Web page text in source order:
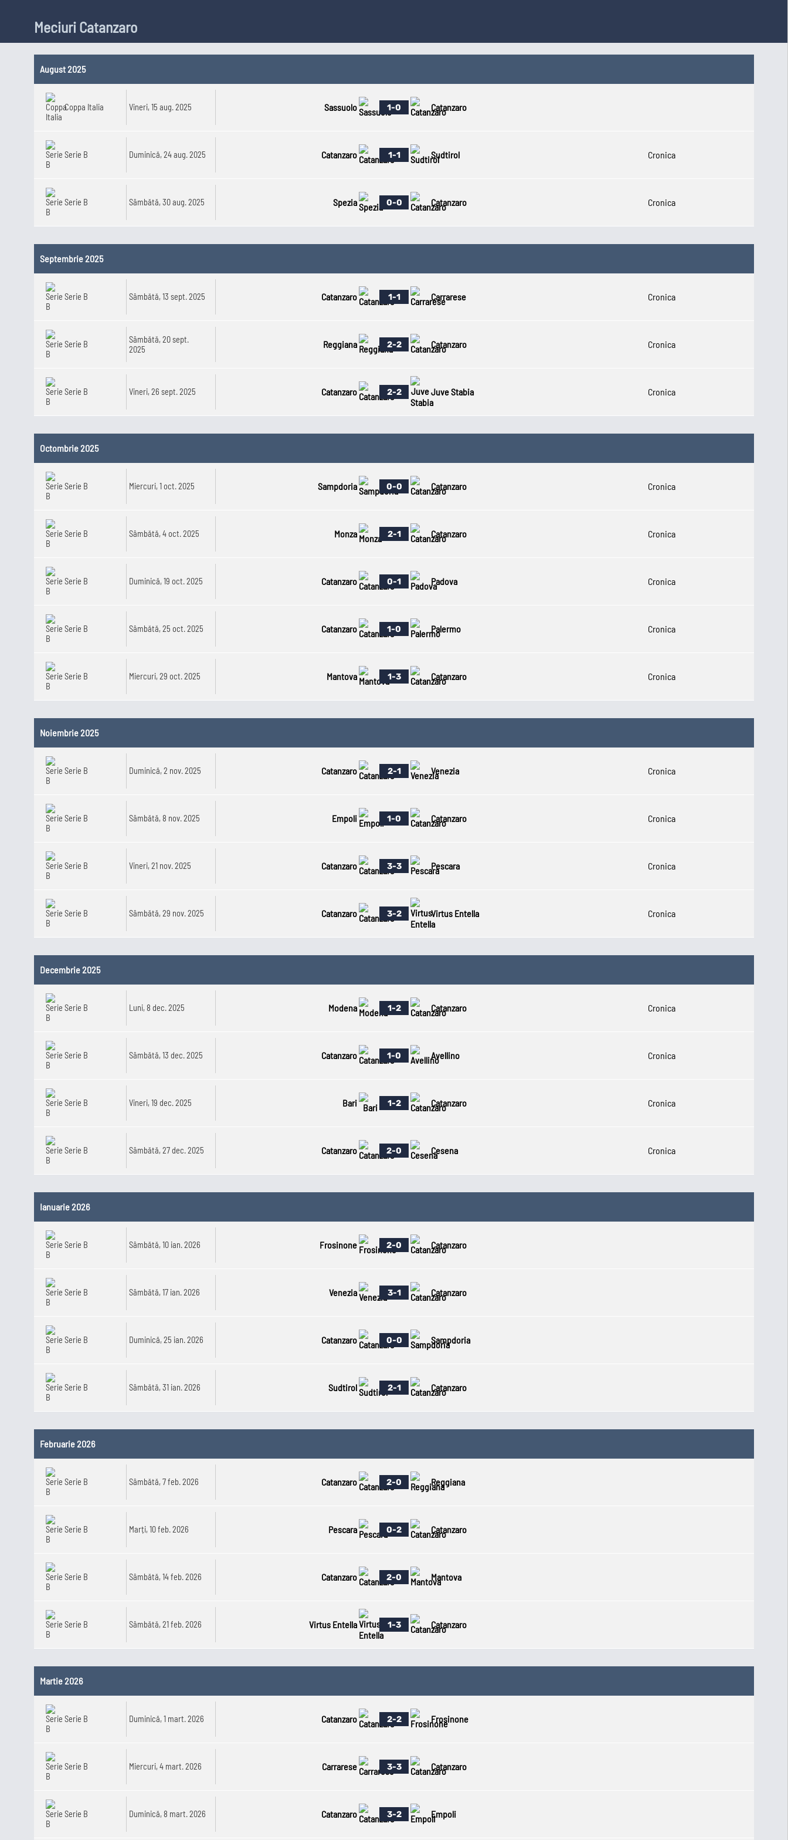
Saudi Pro
League
2.Bundesliga
Segunda
División
Serie B
2026
2022
Națiunilor
Meciuri Catanzaro
August 2025
Coppa Italia Vineri, 15 aug. 2025 Sassuolo 1-0 Catanzaro
Serie B Duminică, 24 aug. 2025 Catanzaro 1-1 Sudtirol Cronica
Serie B Sâmbătă, 30 aug. 2025 Spezia 0-0 Catanzaro Cronica
Septembrie 2025
Serie B Sâmbătă, 13 sept. 2025 Catanzaro 1-1 Carrarese Cronica
Serie B
Sâmbătă, 20 sept.
2025
Reggiana 2-2 Catanzaro Cronica
Serie B Vineri, 26 sept. 2025 Catanzaro 2-2 Juve Stabia Cronica
Octombrie 2025
Serie B Miercuri, 1 oct. 2025 Sampdoria 0-0 Catanzaro Cronica
Serie B Sâmbătă, 4 oct. 2025 Monza 2-1 Catanzaro Cronica
Serie B Duminică, 19 oct. 2025 Catanzaro 0-1 Padova Cronica
Serie B Sâmbătă, 25 oct. 2025 Catanzaro 1-0 Palermo Cronica
Serie B Miercuri, 29 oct. 2025 Mantova 1-3 Catanzaro Cronica
Noiembrie 2025
Serie B Duminică, 2 nov. 2025 Catanzaro 2-1 Venezia Cronica
Serie B Sâmbătă, 8 nov. 2025 Empoli 1-0 Catanzaro Cronica
Serie B Vineri, 21 nov. 2025 Catanzaro 3-3 Pescara Cronica
Serie B Sâmbătă, 29 nov. 2025 Catanzaro 3-2 Virtus Entella Cronica
Decembrie 2025
Serie B Luni, 8 dec. 2025 Modena 1-2 Catanzaro Cronica
Serie B Sâmbătă, 13 dec. 2025 Catanzaro 1-0 Avellino Cronica
Serie B Vineri, 19 dec. 2025 Bari 1-2 Catanzaro Cronica
Serie B Sâmbătă, 27 dec. 2025 Catanzaro 2-0 Cesena Cronica
Ianuarie 2026
Serie B Sâmbătă, 10 ian. 2026 Frosinone 2-0 Catanzaro
Serie B Sâmbătă, 17 ian. 2026 Venezia 3-1 Catanzaro
Serie B Duminică, 25 ian. 2026 Catanzaro 0-0 Sampdoria
Serie B Sâmbătă, 31 ian. 2026 Sudtirol 2-1 Catanzaro
Februarie 2026
Serie B Sâmbătă, 7 feb. 2026 Catanzaro 2-0 Reggiana
Serie B Marți, 10 feb. 2026 Pescara 0-2 Catanzaro
Serie B Sâmbătă, 14 feb. 2026 Catanzaro 2-0 Mantova
Serie B Sâmbătă, 21 feb. 2026 Virtus Entella 1-3 Catanzaro
Martie 2026
Serie B Duminică, 1 mart. 2026 Catanzaro 2-2 Frosinone
Serie B Miercuri, 4 mart. 2026 Carrarese 3-3 Catanzaro
Serie B Duminică, 8 mart. 2026 Catanzaro 3-2 Empoli